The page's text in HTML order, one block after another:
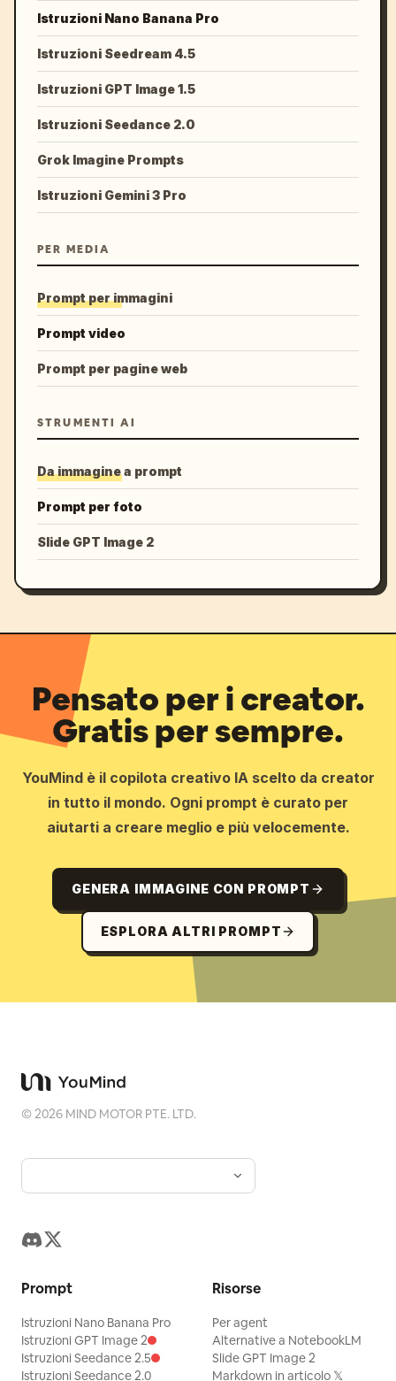
Istruzioni Nano Banana Pro
Istruzioni Seedream 4.5
Istruzioni GPT Image 1.5
Istruzioni Seedance 2.0
Grok Imagine Prompts
Istruzioni Gemini 3 Pro
PER MEDIA
Prompt per immagini
Prompt video
Prompt per pagine web
STRUMENTI AI
Da immagine a prompt
Prompt per foto
Slide GPT Image 2
Pensato per i creator.
Gratis per sempre.
YouMind è il copilota creativo IA scelto da creator
in tutto il mondo. Ogni prompt è curato per
aiutarti a creare meglio e più velocemente.
GENERA IMMAGINE CON PROMPT
ESPLORA ALTRI PROMPT
©2026 MIND MOTOR PTE. LTD.
Prompt
Istruzioni Nano Banana Pro
Istruzioni GPT Image 2
Istruzioni Seedance 2.5
Istruzioni Seedance 2.0
Risorse
Per agent
Alternative a NotebookLM
Slide GPT Image 2
Markdown in articolo 𝕏